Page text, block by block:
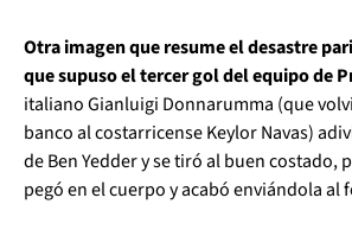
Otra imagen que resume el desastre
que supuso el tercer gol del equipo de
italiano Gianluigi Donnarumma (que
banco al costarricense Keylor Navas)
de Ben Yedder y se tiró al buen costado,
pegó en el cuerpo y acabó enviándola al